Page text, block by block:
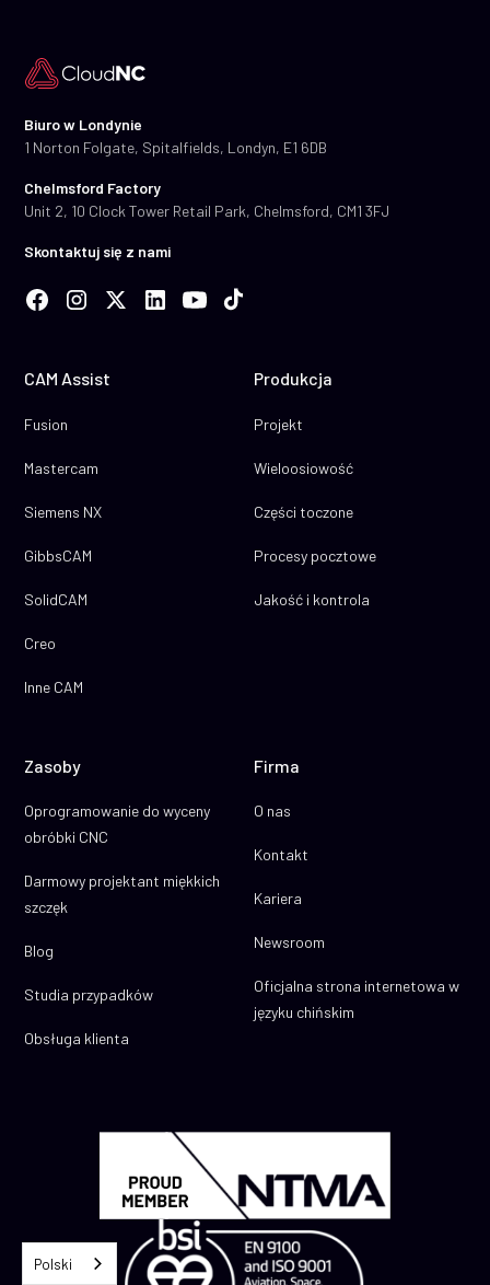
Biuro w Londynie
1 Norton Folgate, Spitalfields, Londyn, E1 6DB
Chelmsford Factory
Unit 2, 10 Clock Tower Retail Park, Chelmsford, CM1 3FJ
Skontaktuj się z nami
CAM Assist
Fusion
Mastercam
Siemens NX
GibbsCAM
SolidCAM
Creo
Inne CAM
Produkcja
Projekt
Wieloosiowość
Części toczone
Procesy pocztowe
Jakość i kontrola
Zasoby
Oprogramowanie do wyceny
obróbki CNC
Darmowy projektant miękkich
szczęk
Blog
Studia przypadków
Obsługa klienta
Firma
O nas
Kontakt
Kariera
Newsroom
Oficjalna strona internetowa w
języku chińskim
Polski